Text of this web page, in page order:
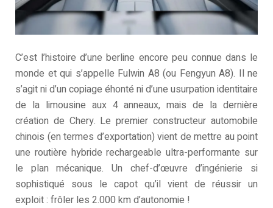
C’est l’histoire d’une berline encore peu connue dans le
monde et qui s’appelle Fulwin A8 (ou Fengyun A8). Il ne
s’agit ni d’un copiage éhonté ni d’une usurpation identitaire
de la limousine aux 4 anneaux, mais de la dernière
création de Chery. Le premier constructeur automobile
chinois (en termes d’exportation) vient de mettre au point
une routière hybride rechargeable ultra-performante sur
le plan mécanique. Un chef-d’œuvre d’ingénierie si
sophistiqué sous le capot qu’il vient de réussir un
exploit : frôler les 2.000 km d’autonomie !